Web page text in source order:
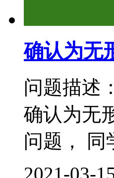
确认为无
问题描述
确认为无
问题， 同
2021-03-